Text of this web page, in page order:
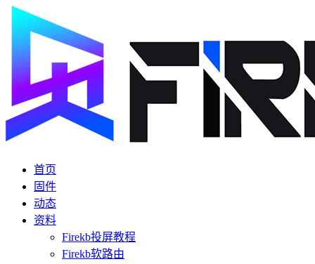
首页
固件
动态
资料
Firekb投屏教程
Firekb软路由